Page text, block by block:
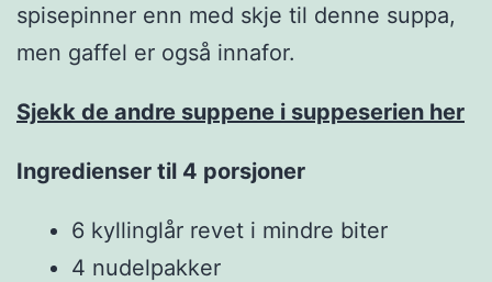
spisepinner enn med skje til denne suppa,
men gaffel er også innafor.
Sjekk de andre suppene i suppeserien her
Ingredienser til 4 porsjoner
6 kyllinglår revet i mindre biter
4 nudelpakker